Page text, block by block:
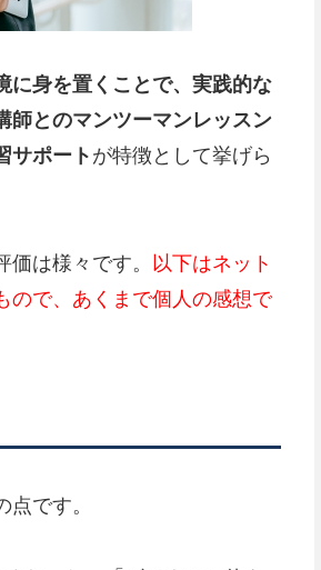
に身を置くことで、実践的な
師とのマンツーマンレッスン
サポート が特徴として挙げら
は様々です。
以下はネット
ので、あくまで個人の感想で
です。